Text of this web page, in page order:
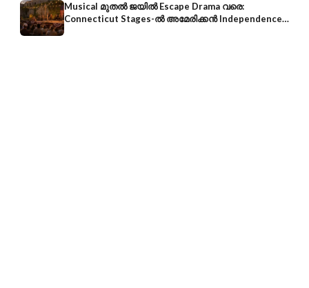
Musical മുതൽ ജയിൽ Escape Drama വരെ:
Connecticut Stages-ൽ അമേരിക്കൻ Independence-
ന്റെ 250-ആം വാർഷികം